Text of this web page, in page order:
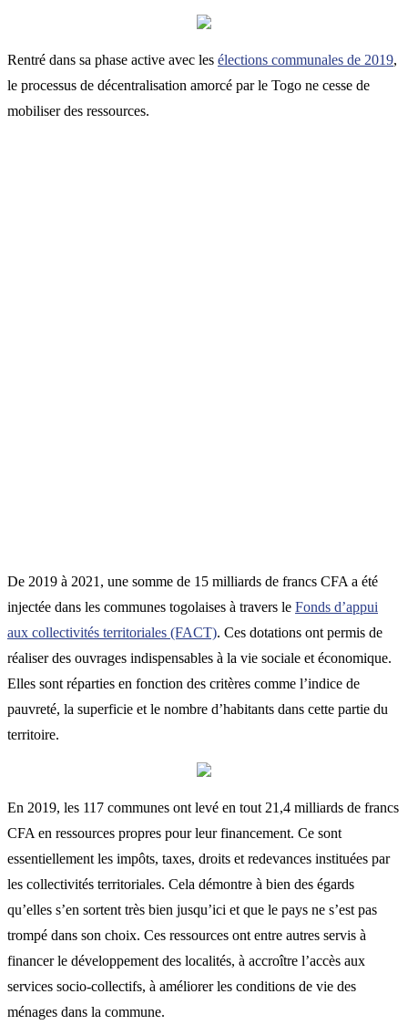
Rentré dans sa phase active avec les élections communales de 2019,
le processus de décentralisation amorcé par le Togo ne cesse de
mobiliser des ressources.
De 2019 à 2021, une somme de 15 milliards de francs CFA a été
injectée dans les communes togolaises à travers le Fonds d’appui
aux collectivités territoriales (FACT). Ces dotations ont permis de
réaliser des ouvrages indispensables à la vie sociale et économique.
Elles sont réparties en fonction des critères comme l’indice de
pauvreté, la superficie et le nombre d’habitants dans cette partie du
territoire.
En 2019, les 117 communes ont levé en tout 21,4 milliards de francs
CFA en ressources propres pour leur financement. Ce sont
essentiellement les impôts, taxes, droits et redevances instituées par
les collectivités territoriales. Cela démontre à bien des égards
qu’elles s’en sortent très bien jusqu’ici et que le pays ne s’est pas
trompé dans son choix. Ces ressources ont entre autres servis à
financer le développement des localités, à accroître l’accès aux
services socio-collectifs, à améliorer les conditions de vie des
ménages dans la commune.